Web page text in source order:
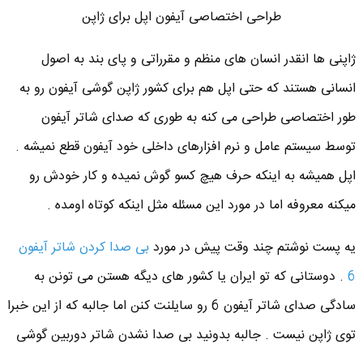
طراحی اختصاصی آیفون اپل برای ژاپن
ژاپنی ها انقدر انسان های منظم و مقرراتی و پای بند به اصول
انسانی هستند که حتی اپل هم برای کشور ژاپن گوشی آیفون رو به
طور اختصاصی طراحی می کنه به طوری که صدای شاتر آیفون
توسط سیستم عامل و نرم افزارهای داخلی خود آیفون قطع نمیشه .
اپل همیشه به اینکه حرف هیچ کسو گوش نمیده و کار خودش رو
میکنه معروفه اما در مورد این مسئله مثل اینکه کوتاه اومده .
یه پست نوشتم چند وقت پیش در موردبی صدا کردن شاتر آیفون
6 . دوستانی که تو ایران یا کشور های دیگه هستن می تونن به
سادگی صدای شاتر آیفون 6 رو سایلنت کنن اما جالبه که از این خبرا
توی ژاپن نیست . جالبه بدونید بی صدا نشدن شاتر دوربین گوشی